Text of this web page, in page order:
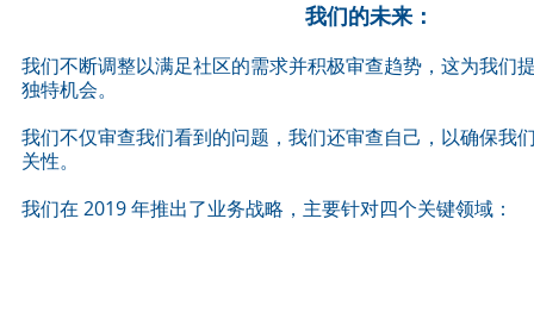
我们的未来：
我们不断调整以满足社区的需求并积极审查趋势，这为我们
独特机会。
我们不仅审查我们看到的问题，我们还审查自己，以确保我
关性。
我们在 2019 年推出了业务战略，主要针对四个关键领域：